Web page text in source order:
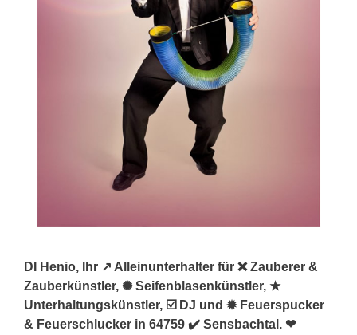
DI Henio, Ihr ↗️ Alleinunterhalter für ❌ Zauberer &
Zauberkünstler, ✺ Seifenblasenkünstler, ★
Unterhaltungskünstler, ☑️ DJ und ✹ Feuerspucker
& Feuerschlucker in 64759 ✔️ Sensbachtal. ❤